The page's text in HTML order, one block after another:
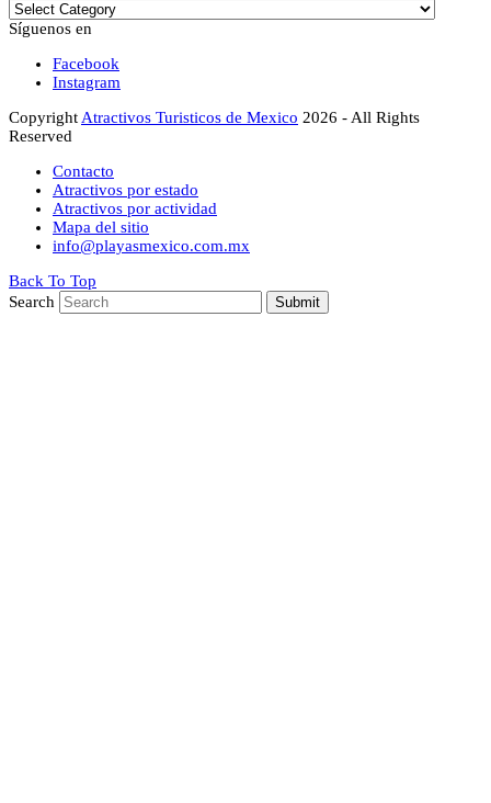
Síguenos en
Facebook
Instagram
CopyrightAtractivos Turisticos de Mexico 2026 - All Rights
Reserved
Contacto
Atractivos por estado
Atractivos por actividad
Mapa del sitio
info@playasmexico.com.mx
Back To Top
Search
Submit